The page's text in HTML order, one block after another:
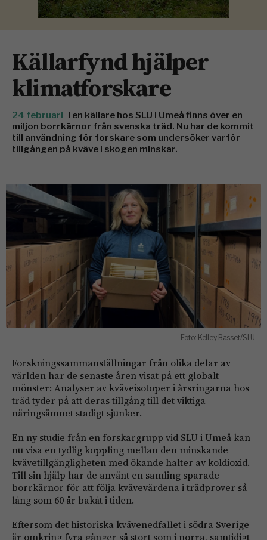
Källarfynd hjälper
klimatforskare
24 februari I en källare hos SLU i Umeå finns över en
miljon borrkärnor från svenska träd. Nu har de kommit
till användning för forskare som undersöker varför
tillgången på kväve i skogen minskar.
Foto: Kelley Basset/SLU
Forskningssammanställningar från olika delar av
världen har de senaste åren visat på ett globalt
mönster: Analyser av kväveisotoper i årsringarna hos
träd tyder på att deras tillgång till det viktiga
näringsämnet stadigt sjunker.
En ny studie från en forskargrupp vid SLU i Umeå kan
nu visa en tydlig koppling mellan den minskande
kvävetillgängligheten med ökande halter av koldioxid.
Till sin hjälp har de använt en samling sparade
borrkärnor för att följa kvävevärdena i trädprover så
lång som 60 år bakåt i tiden.
Eftersom det historiska kvävenedfallet i södra Sverige
är omkring fyra gånger så stort som i norra, samtidigt